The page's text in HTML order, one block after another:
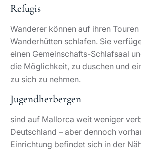
Refugis
Wanderer können auf ihren
Wanderhütten schlafen. Sie
einen Gemeinschafts-Schlafsaal
die Möglichkeit, zu duschen und
zu sich zu nehmen.
Jugendherbergen
sind auf Mallorca weit weniger
Deutschland – aber dennoch
Einrichtung befindet sich in der